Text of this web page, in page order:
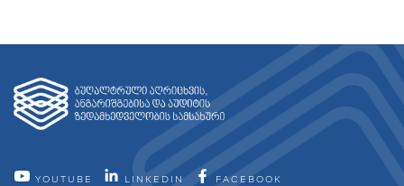
YOUTUBE LINKEDIN FACEBOOK